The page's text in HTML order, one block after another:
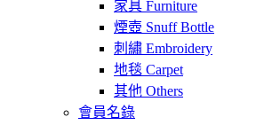
家具 Furniture
煙壺 Snuff Bottle
刺繡 Embroidery
地毯 Carpet
其他 Others
會員名錄